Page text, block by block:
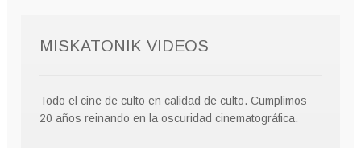
MISKATONIK VIDEOS
Todo el cine de culto en calidad de culto. Cumplimos
20 años reinando en la oscuridad cinematográfica.